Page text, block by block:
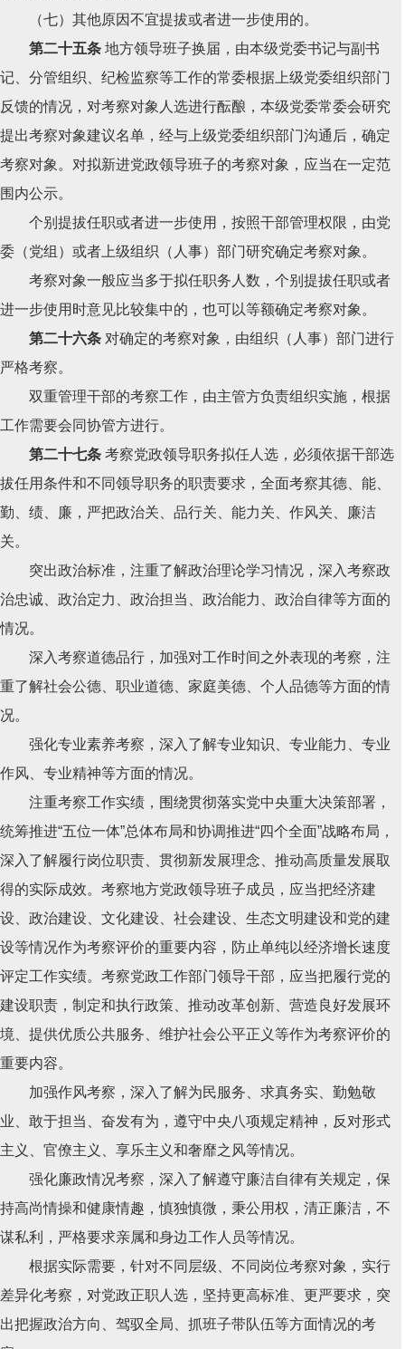
（七）其他原因不宜提拔或者进一步使用的。
第二十五条 地方领导班子换届，由本级党委书记与副书
记、分管组织、纪检监察等工作的常委根据上级党委组织部门
反馈的情况，对考察对象人选进行酝酿，本级党委常委会研究
提出考察对象建议名单，经与上级党委组织部门沟通后，确定
考察对象。对拟新进党政领导班子的考察对象，应当在一定范
围内公示。
个别提拔任职或者进一步使用，按照干部管理权限，由党
委（党组）或者上级组织（人事）部门研究确定考察对象。
考察对象一般应当多于拟任职务人数，个别提拔任职或者
进一步使用时意见比较集中的，也可以等额确定考察对象。
第二十六条 对确定的考察对象，由组织（人事）部门进行
严格考察。
双重管理干部的考察工作，由主管方负责组织实施，根据
工作需要会同协管方进行。
第二十七条 考察党政领导职务拟任人选，必须依据干部选
拔任用条件和不同领导职务的职责要求，全面考察其德、能、
勤、绩、廉，严把政治关、品行关、能力关、作风关、廉洁
关。
突出政治标准，注重了解政治理论学习情况，深入考察政
治忠诚、政治定力、政治担当、政治能力、政治自律等方面的
情况。
深入考察道德品行，加强对工作时间之外表现的考察，注
重了解社会公德、职业道德、家庭美德、个人品德等方面的情
况。
强化专业素养考察，深入了解专业知识、专业能力、专业
作风、专业精神等方面的情况。
注重考察工作实绩，围绕贯彻落实党中央重大决策部署，
统筹推进“五位一体”总体布局和协调推进“四个全面”战略布局，
深入了解履行岗位职责、贯彻新发展理念、推动高质量发展取
得的实际成效。考察地方党政领导班子成员，应当把经济建
设、政治建设、文化建设、社会建设、生态文明建设和党的建
设等情况作为考察评价的重要内容，防止单纯以经济增长速度
评定工作实绩。考察党政工作部门领导干部，应当把履行党的
建设职责，制定和执行政策、推动改革创新、营造良好发展环
境、提供优质公共服务、维护社会公平正义等作为考察评价的
重要内容。
加强作风考察，深入了解为民服务、求真务实、勤勉敬
业、敢于担当、奋发有为，遵守中央八项规定精神，反对形式
主义、官僚主义、享乐主义和奢靡之风等情况。
强化廉政情况考察，深入了解遵守廉洁自律有关规定，保
持高尚情操和健康情趣，慎独慎微，秉公用权，清正廉洁，不
谋私利，严格要求亲属和身边工作人员等情况。
根据实际需要，针对不同层级、不同岗位考察对象，实行
差异化考察，对党政正职人选，坚持更高标准、更严要求，突
出把握政治方向、驾驭全局、抓班子带队伍等方面情况的考